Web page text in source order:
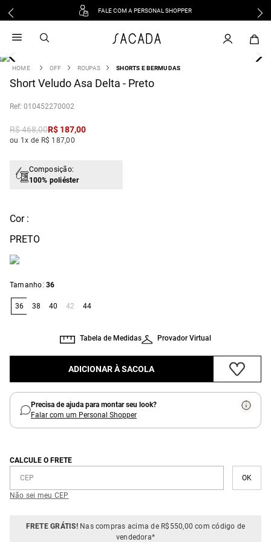
FALE COM A PERSONAL SHOPPER
OFF ROUPAS SHORTS E BERMUDAS
Short Veludo Asa Delta - Preto
: 010452270002
R$468,00R$ 187,00
ou 1x de R$ 187,00
Composição:
100% poliéster
Cor :
PRETO
Tamanho: 36
36 38 40 42 44
Provador Virtual
Tabela de Medidas
ADICIONAR À SACOLA
Precisa de ajuda para montar seu look?
Falar com um Personal Shopper
CALCULE O FRETE
Não sei meu CEP
FRETE GRÁTIS!Nas compras acima de R$550,00 com código de
vendedora*
vestido
3 º blusa
º tricot
º macacão
jeans
vestido curto